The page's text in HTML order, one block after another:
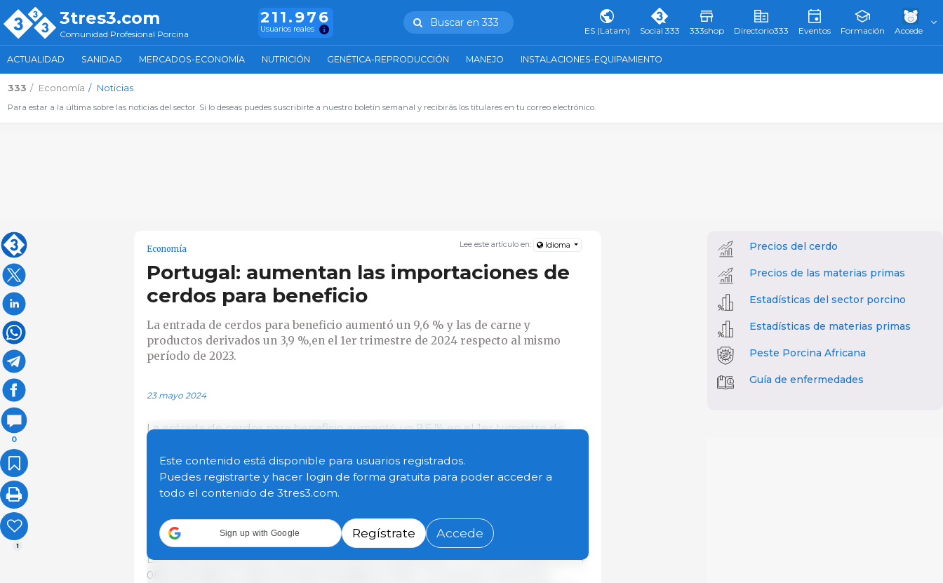
3tres3.com
Comunidad Profesional Porcina
211.976
Usuarios reales
Buscar en 333
ES (Latam) Social 333 333shop Directorio333 Eventos Formación Accede
ACTUALIDAD SANIDAD MERCADOS-ECONOMÍA NUTRICIÓN GENÉTICA-REPRODUCCIÓN MANEJO INSTALACIONES-EQUIPAMIENTO
333 Economía Noticias
Para estar a la última sobre las noticias del sector. Si lo deseas puedes suscribirte a nuestro boletín semanal y recibirás los titulares en tu correo electrónico.
0
1
Lee este artículo en: Idioma
Economía
Portugal: aumentan las importaciones de
cerdos para beneficio
La entrada de cerdos para beneficio aumentó un 9,6 %y las de carne y
productos derivados un 3,9 %,en el 1er trimestre de 2024 respecto al mismo
período de 2023.
23 mayo 2024
La entrada de cerdos para beneficio aumentó un 9,6 % en el 1er trimestre de
pasado a 245 751 cabezas este año. En cuanto al peso total, aumentó un 11,6 %,
pasando de 23 755 toneladas (peso medio 105,9 kg) en 2023 a 26.466 toneladas
(peso medio 107,7 kg) este año. Por lo tanto, en 2024 entraron más cerdos y
últimos 2 o 3 años en términos de peso medio de los cerdos.
Las importaciones de carne y sus productos aumentaron un 3,9 %, al pasar de 24
083 toneladas en 2023 a 25 016 toneladas en 2024. Los insumos cárnicos se
Este contenido está disponible para usuarios registrados.
Puedes registrarte y hacer login de forma gratuita para poder acceder a
todo el contenido de 3tres3.com.
Sign up with Google Regístrate Accede
Precios del cerdo
Precios de las materias primas
Estadísticas del sector porcino
Estadísticas de materias primas
Peste Porcina Africana
Guía de enfermedades